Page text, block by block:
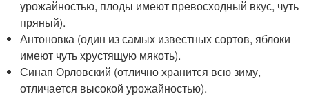
урожайностью, плоды имеют превосходный вкус, чуть
пряный).
Антоновка (один из самых известных сортов, яблоки
имеют чуть хрустящую мякоть).
Синап Орловский (отлично хранится всю зиму,
отличается высокой урожайностью).